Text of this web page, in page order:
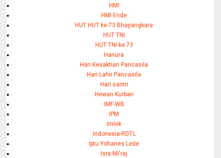
HMI
HMI Ende
HUT HUT ke-73 Bhayangkara
HUT TNI
HUT TNI ke 73
Hanura
Hari Kesaktian Pancasila
Hari Lahir Pancasila
Hari santri
Hewan Kurban
IMF-WB
IPM
Imlek
Indonesia-RDTL
Iptu Yohanes Lede
Isra Mi'raj